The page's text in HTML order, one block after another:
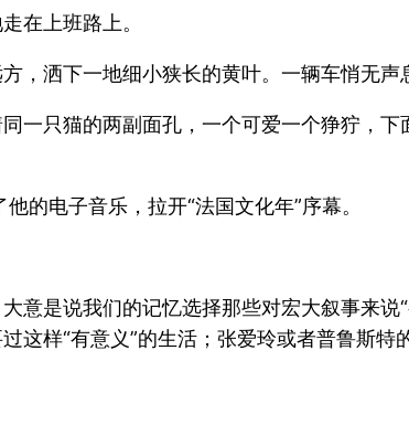
在上班路上。
，洒下一地细小狭长的黄叶。一辆车悄无声
一只猫的两副面孔，一个可爱一个狰狞，
的电子音乐，拉开“法国文化年”序幕。
意是说我们的记忆选择那些对宏大叙事来
这样“有意义”的生活；张爱玲或者普鲁斯